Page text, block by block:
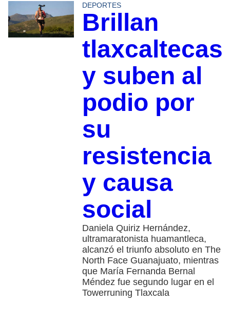
DEPORTES
Brillan
tlaxcaltecas
y suben al
podio por
su
resistencia
y causa
social
Daniela Quiriz Hernández,
ultramaratonista huamantleca,
alcanzó el triunfo absoluto en The
North Face Guanajuato, mientras
que María Fernanda Bernal
Méndez fue segundo lugar en el
Towerruning Tlaxcala